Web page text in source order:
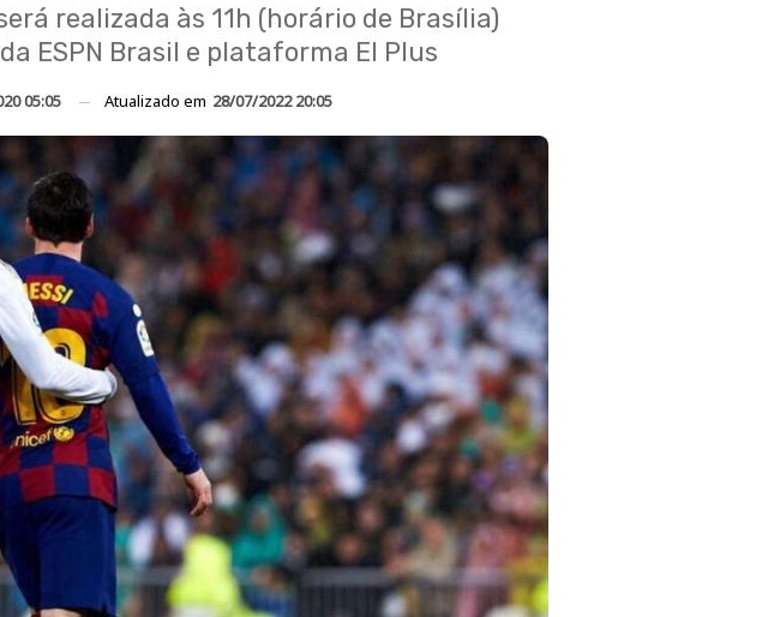
realizada às 11h (horário de Brasília)
ESPN Brasil e plataforma EI Plus
05:05 Atualizado em 28/07/2022 20:05